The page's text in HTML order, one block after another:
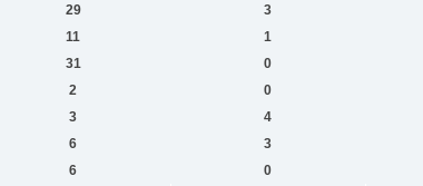
29 3
11 1
31 0
2 0
3 4
6 3
6 0